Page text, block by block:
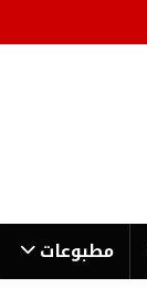
مطبوعات